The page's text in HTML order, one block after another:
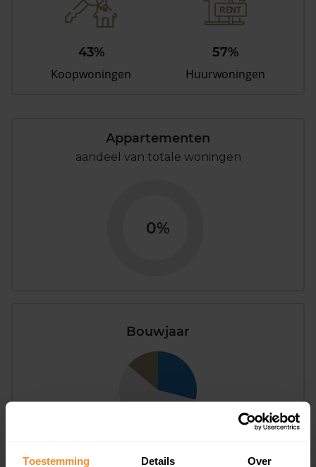
Toestemming Details Over
43%
Koopwoningen
57%
Huurwoningen
Appartementen
aandeel van totale woningen
0%
Bouwjaar
T/m 1945